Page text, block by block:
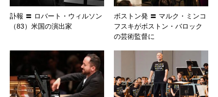
訃報 〓 ロバート・ウィルソン
（83）米国の演出家
ボストン発 〓 マルク・ミンコ
フスキがボストン・バロック
の芸術監督に